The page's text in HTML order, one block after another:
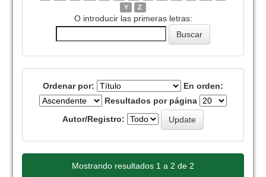
Y
Z
O introducir las primeras letras:
Ordenar por:
En orden:
Resultados por página
Autor/Registro:
Mostrando resultados 1 a 2 de 2